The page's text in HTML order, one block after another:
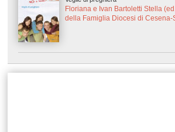
Floriana e Ivan Bartoletti Stella
della Famiglia Diocesi di Cesena-